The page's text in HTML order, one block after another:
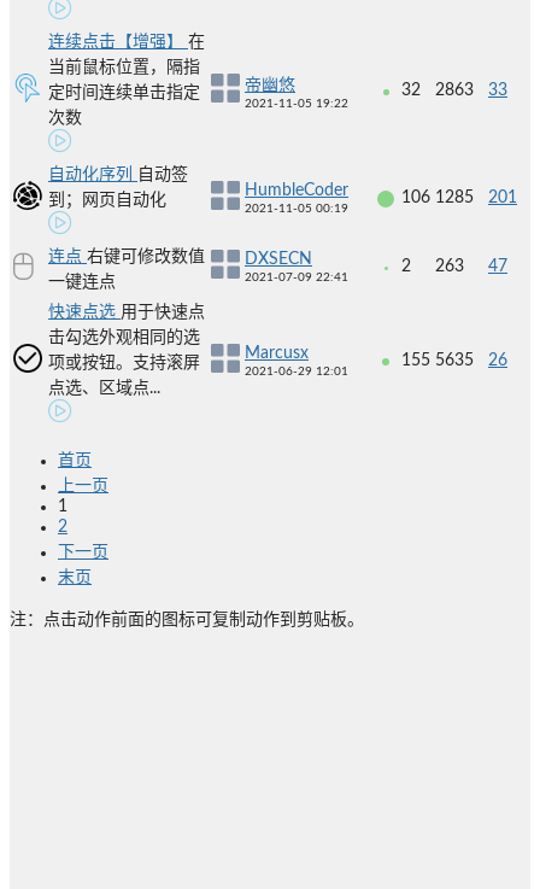
连续点击【增强】 在
当前鼠标位置，隔指
定时间连续单击指定
次数
帝幽悠
2021-11-05 19:22
32 2863 33
自动化序列
自动签
到；网页自动化
HumbleCoder
2021-11-05 00:19
106 1285 201
连点 右键可修改数值
一键连点
DXSECN
2021-07-09 22:41
2 263 47
快速点选 用于快速点
击勾选外观相同的选
项或按钮。支持滚屏
点选、区域点...
Marcusx
2021-06-29 12:01
155 5635 26
首页
上一页
1
2
下一页
末页
注：点击动作前面的图标可复制动作到剪贴板。